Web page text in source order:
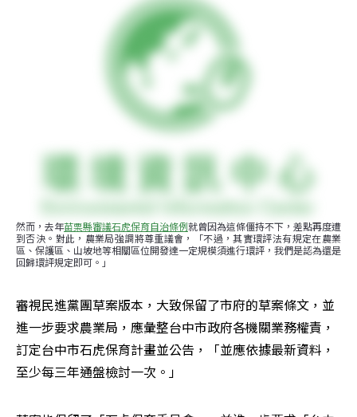
然而，去年苗栗縣審議石虎保育自治條例就曾因為這條僵持不下，差點再度遭
到否決。對此，農業局強調將尊重議會，「不過，其實環評法有規定在農業
區、保護區、山坡地等相關區位開發達一定規模須進行環評，我們是認為還是
回歸環評規定即可。」
審視民進黨團草案版本，大致保留了市府的草案條文，並
進一步要求農業局，應彙整台中市政府各機關業務權責，
訂定台中市石虎保育計畫並公告，「並應依據最新資料，
至少每三年通盤檢討一次。」